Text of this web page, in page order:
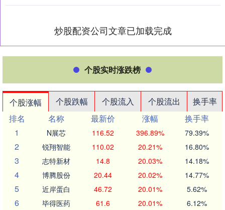
炒股配资公司文章已加载完成
个股实时涨跌榜
个股涨幅 个股跌幅 个股流入 个股流出
换手率
排名
名称 最新价 涨幅
换手率
1
N展芯 116.52 396.89% 79.39%
2 锐翔智能 110.02 20.21% 16.80%
3 志特新材 14.8 20.03% 14.18%
4 博腾股份 20.44 20.02% 14.77%
5 近岸蛋白 46.72 20.01% 5.62%
6 毕得医药 61.6 20.01% 6.12%